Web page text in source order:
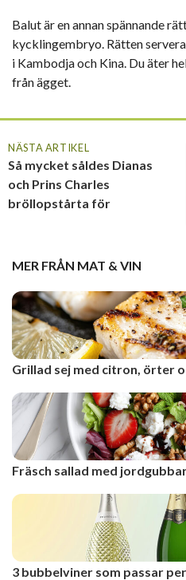
Balut är en annan spännande
kycklingembryo. Rätten
i Kambodja och Kina. Du äter
från ägget.
NÄSTA ARTIKEL
Så mycket såldes Dianas
och Prins Charles
bröllopstårta för
MER FRÅN MAT & VIN
Grillad sej med citron, örter
Fräsch sallad med
3 bubbelviner som passar